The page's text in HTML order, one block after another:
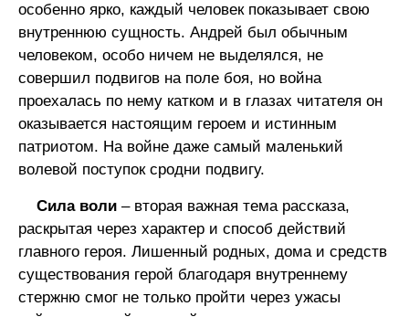
особенно ярко, каждый человек показывает свою
внутреннюю сущность. Андрей был обычным
человеком, особо ничем не выделялся, не
совершил подвигов на поле боя, но война
проехалась по нему катком и в глазах читателя он
оказывается настоящим героем и истинным
патриотом. На войне даже самый маленький
волевой поступок сродни подвигу.
Сила воли – вторая важная тема рассказа,
раскрытая через характер и способ действий
главного героя. Лишенный родных, дома и средств
существования герой благодаря внутреннему
стержню смог не только пройти через ужасы